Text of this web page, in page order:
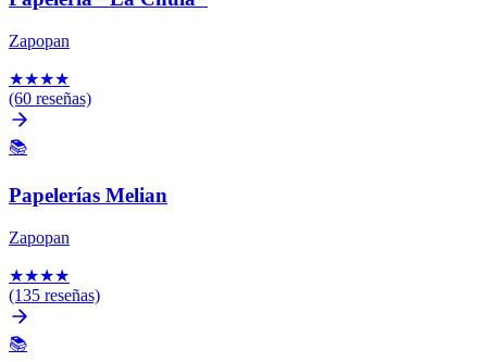
Zapopan
★★★★
(60 reseñas)
📚
Papelerías Melian
Zapopan
★★★★
(135 reseñas)
📚